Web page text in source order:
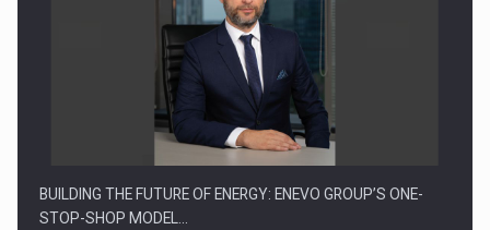
BUILDING THE FUTURE OF ENERGY: ENEVO GROUP’S ONE-
STOP-SHOP MODEL…